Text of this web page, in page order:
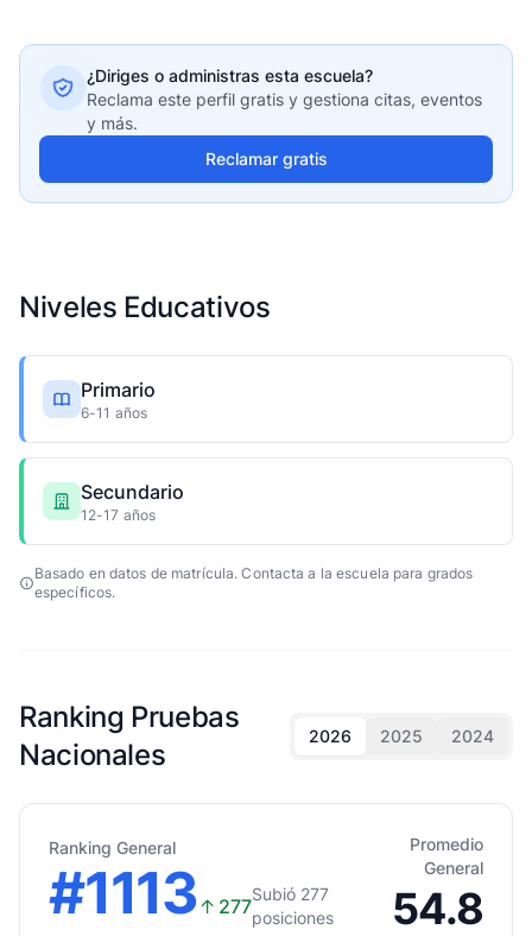
¿Diriges o administras esta escuela?
Reclama este perfil gratis y gestiona citas, eventos
y más.
Reclamar gratis
Niveles Educativos
Primario
6-11 años
Secundario
12-17 años
Basado en datos de matrícula. Contacta a la escuela para grados
específicos.
Ranking Pruebas
Nacionales
2026 2025 2024
Ranking General
#1113↑ 277
Subió 277
posiciones
Promedio
General
54.8